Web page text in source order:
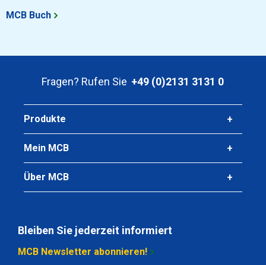
Wählen Sie
Wgw Rfs 1.4541 (321) Rund 90 Hl 6 mtr
Bruttopreis
Artikelnummer
2400-0040-100
Beschreibung
Bruttopreis
MCB Buch
Fragen? Rufen Sie +49 (0)2131 3131 0
Produkte
Mein MCB
Über MCB
Bleiben Sie jederzeit informiert
MCB Newsletter abonnieren!